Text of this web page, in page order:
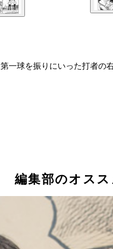
一球を振りにいった打者
編集部のオスス